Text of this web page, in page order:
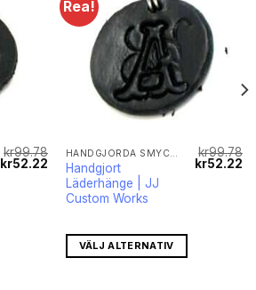
kr99.78
Det
ursprungliga
kr52.22 Det
nuvarande
priset
Rea!
Handgjort
Läderhänge | JJ
Custom Works
kr99.78
Det
kr52.22
VÄLJ ALTERNATIV